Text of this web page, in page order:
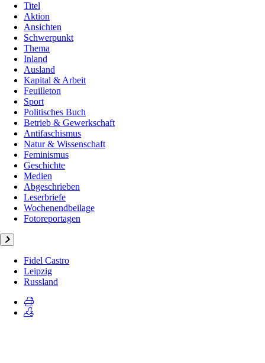
Titel
Aktion
Ansichten
Schwerpunkt
Thema
Inland
Ausland
Kapital & Arbeit
Feuilleton
Sport
Politisches Buch
Betrieb & Gewerkschaft
Antifaschismus
Natur & Wissenschaft
Feminismus
Geschichte
Medien
Abgeschrieben
Leserbriefe
Wochenendbeilage
Fotoreportagen
Fidel Castro
Leipzig
Russland